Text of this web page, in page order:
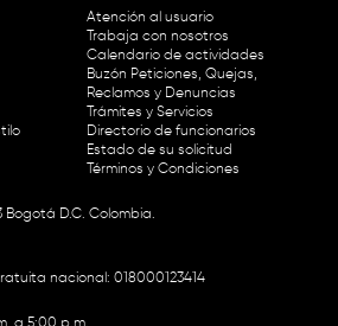
Atención al usuario
Trabaja con nosotros
Calendario de actividades
Buzón Peticiones, Quejas,
Reclamos y Denuncias
Trámites y Servicios
Directorio de funcionarios
Estado de su solicitud
Términos y Condiciones
Bogotá D.C. Colombia.
nacional: 018000123414
a 5:00 p.m.